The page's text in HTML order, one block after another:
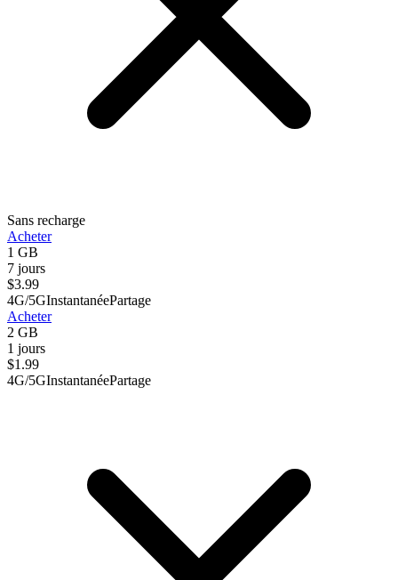
Sans recharge
Acheter
1 GB
7 jours
$3.99
4G/5GInstantanéePartage
Acheter
2 GB
1 jours
$1.99
4G/5GInstantanéePartage